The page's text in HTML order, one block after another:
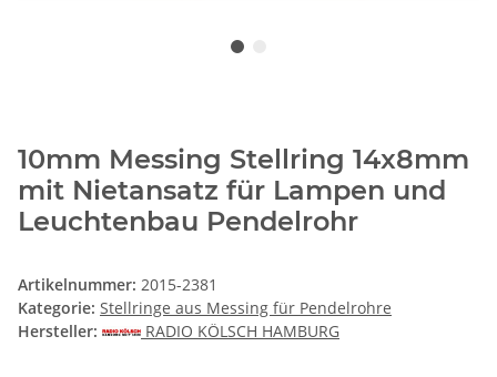
10mm Messing Stellring 14x8mm
mit Nietansatz für Lampen und
Leuchtenbau Pendelrohr
Artikelnummer: 2015-2381
Kategorie: Stellringe aus Messing für Pendelrohre
Hersteller:
RADIO KÖLSCH HAMBURG